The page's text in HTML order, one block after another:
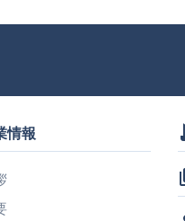
情報